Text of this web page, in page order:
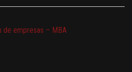
de empresas – MBA